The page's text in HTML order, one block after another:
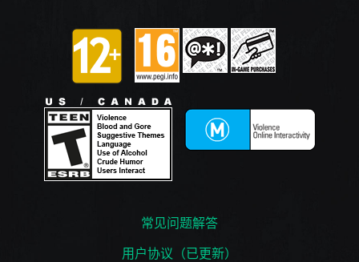
常见问题解答
用户协议（已更新）